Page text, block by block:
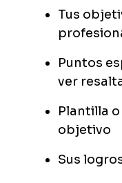
Tus
Puntos
ver
Plantilla
objetivo
Sus